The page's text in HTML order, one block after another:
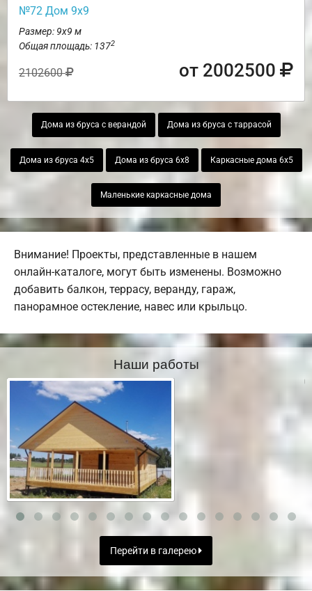
№72 Дом 9х9
Размер: 9х9 м
Общая площадь: 1372
2102600 от 2002500
Дома из бруса с верандой Дома из бруса с таррасой
Дома из бруса 4х5 Дома из бруса 6х8 Каркасные дома 6х5
Маленькие каркасные дома
Внимание! Проекты, представленные в нашем
онлайн-каталоге, могут быть изменены. Возможно
добавить балкон, террасу, веранду, гараж,
панорамное остекление, навес или крыльцо.
Наши работы
Перейти в галерею